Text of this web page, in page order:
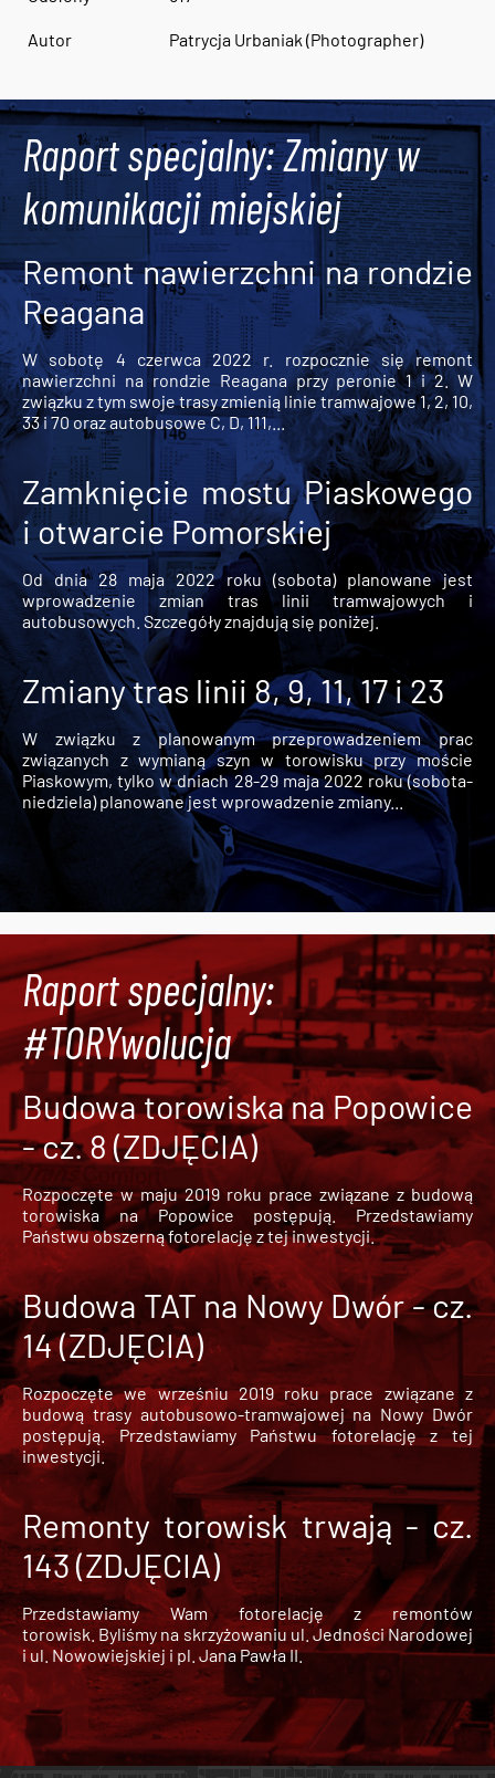
Autor Patrycja Urbaniak (Photographer)
Raport specjalny: Zmiany w
komunikacji miejskiej
Remont nawierzchni na rondzie
Reagana
W sobotę 4 czerwca 2022 r. rozpocznie się remont
nawierzchni na rondzie Reagana przy peronie 1 i 2. W
związku z tym swoje trasy zmienią linie tramwajowe 1, 2, 10,
33 i 70 oraz autobusowe C, D, 111,...
Zamknięcie mostu Piaskowego
i otwarcie Pomorskiej
Od dnia 28 maja 2022 roku (sobota) planowane jest
wprowadzenie zmian tras linii tramwajowych i
autobusowych. Szczegóły znajdują się poniżej.
Zmiany tras linii 8, 9, 11, 17 i 23
W związku z planowanym przeprowadzeniem prac
związanych z wymianą szyn w torowisku przy moście
Piaskowym, tylko w dniach 28-29 maja 2022 roku (sobota-
niedziela) planowane jest wprowadzenie zmiany...
Raport specjalny:
#TORYwolucja
Budowa torowiska na Popowice
- cz. 8 (ZDJĘCIA)
Rozpoczęte w maju 2019 roku prace związane z budową
torowiska na Popowice
postępują. Przedstawiamy
Państwu obszerną fotorelację z tej inwestycji.
Budowa TAT na Nowy Dwór - cz.
14 (ZDJĘCIA)
Rozpoczęte we wrześniu 2019 roku prace związane z
budową trasy autobusowo-tramwajowej na Nowy Dwór
postępują. Przedstawiamy Państwu fotorelację z tej
inwestycji.
Remonty torowisk trwają - cz.
143 (ZDJĘCIA)
Przedstawiamy Wam fotorelację z remontów
torowisk. Byliśmy na skrzyżowaniu ul. Jedności Narodowej
i ul. Nowowiejskiej i pl. Jana Pawła II.